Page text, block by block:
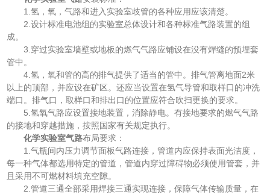
1.氢，氧，气路和进入实验室歧管的各种应用应该清楚。
2.设计标准电池组的实验室总体设计和各种标准气路装置的组
成。
3.穿过实验室墙壁或地板的燃气气路应铺设在没有焊缝的预埋套
管中。
4.氢，氧和管的高的排气提供了适当的管中。排气管离地面2米
以上的顶部，并应设在矿区。还应当设置在氢气导管和取样口的冲洗
端口。排气口，取样口和排出口的位置应符合吹扫更换的要求。
5.氢氧气路应设置接地装置，消除静电。有接地要求的燃气气路
的接地和穿越措施，按照国家有关规定执行。
化学实验室气路布局要求：
1.气瓶间内压力调节面板气路连接，管道内应保持表面光洁度，
每一种气体都选用特定的管道，管道内穿过障碍物必须使用管套，并
且采用不可燃材料填充空隙。
2.管道三通全部采用焊接三通实现连接，保障气体传输质量，在